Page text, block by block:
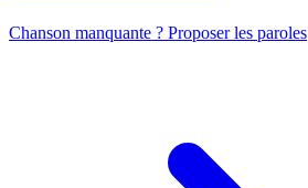
Chanson manquante ? Proposer les paroles